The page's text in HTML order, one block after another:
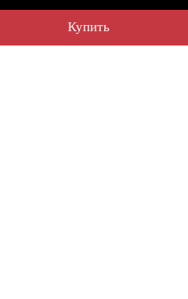
Купить